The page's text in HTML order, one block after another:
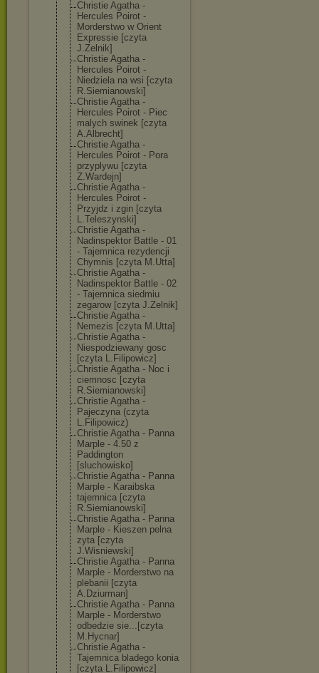
Christie Agatha -
Hercules Poirot -
Morderstwo w Orient
Expressie [czyta
J.Zelnik]
Christie Agatha -
Hercules Poirot -
Niedziela na wsi [czyta
R.Siemianowski]
Christie Agatha -
Hercules Poirot - Piec
malych swinek [czyta
A.Albrecht]
Christie Agatha -
Hercules Poirot - Pora
przyplywu [czyta
Z.Wardejn]
Christie Agatha -
Hercules Poirot -
Przyjdz i zgin [czyta
L.Teleszynski]
Christie Agatha -
Nadinspektor Battle - 01
- Tajemnica rezydencji
Chymnis [czyta M.Utta]
Christie Agatha -
Nadinspektor Battle - 02
- Tajemnica siedmiu
zegarow [czyta J.Zelnik]
Christie Agatha -
Nemezis [czyta M.Utta]
Christie Agatha -
Niespodziewany gosc
[czyta L.Filipowicz]
Christie Agatha - Noc i
ciemnosc [czyta
R.Siemianowski]
Christie Agatha -
Pajeczyna (czyta
L.Filipowicz)
Christie Agatha - Panna
Marple - 4.50 z
Paddington
[sluchowisko]
Christie Agatha - Panna
Marple - Karaibska
tajemnica [czyta
R.Siemianowski]
Christie Agatha - Panna
Marple - Kieszen pelna
zyta [czyta
J.Wisniewski]
Christie Agatha - Panna
Marple - Morderstwo na
plebanii [czyta
A.Dziurman]
Christie Agatha - Panna
Marple - Morderstwo
odbedzie sie...[czyta
M.Hycnar]
Christie Agatha -
Tajemnica bladego konia
[czyta L.Filipowicz]